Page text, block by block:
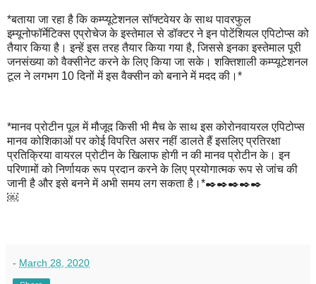
*बताया जा रहा है कि कम्प्यूटेशनल सॉफ्टवेयर के साथ पावरफुल
इम्यूनोफॉर्मेटिक्स एप्रोचेज के इस्तेमाल से डॉक्टर ने इन पोटेंशियल एपिटोप्स को
तैयार किया है। इन्हें इस तरह तैयार किया गया है, जिससे इनका इस्तेमाल पूरी
जनसंख्या को वैक्सीनेट करने के लिए किया जा सके। शक्तिशाली कम्प्यूटेशनल
टूल ने लगभग 10 दिनों में इस वैक्सीन को बनाने में मदद की।*
*मानव प्रोटीन पूल में मौजूद किसी भी मैच के साथ इस कोरोनवायरल एपिटोप्स
मानव कोशिकाओं पर कोई विपरित असर नहीं डालते हैं इसलिए प्रतिरक्षा
प्रतिक्रिया वायरल प्रोटीन के खिलाफ होगी न की मानव प्रोटीन के। इन
परिणामों को निर्णायक रूप प्रदान करने के लिए प्रयोगात्मक रूप से जांच की
जानी है और इसे बनने में अभी समय लग सकता है।*✒️✒️✒️✒️✒️
￼
- March 28, 2020